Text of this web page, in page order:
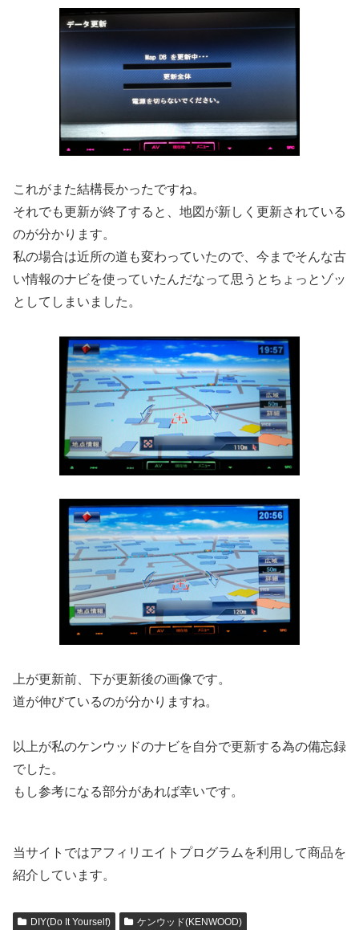
これがまた結構長かったですね。
それでも更新が終了すると、地図が新しく更新されている
のが分かります。
私の場合は近所の道も変わっていたので、今までそんな古
い情報のナビを使っていたんだなって思うとちょっとゾッ
としてしまいました。
上が更新前、下が更新後の画像です。
道が伸びているのが分かりますね。
以上が私のケンウッドのナビを自分で更新する為の備忘録
でした。
もし参考になる部分があれば幸いです。
当サイトではアフィリエイトプログラムを利用して商品を
紹介しています。
DIY(Do It Yourself)
ケンウッド(KENWOOD)